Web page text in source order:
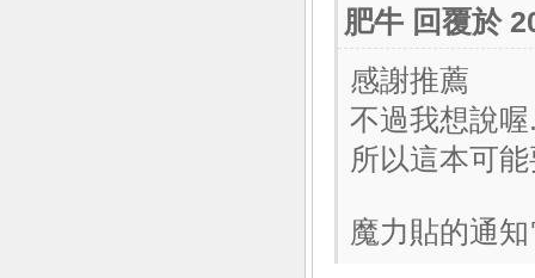
肥牛 回覆於
感謝推薦
不過我想說
所以這本可
魔力貼的通